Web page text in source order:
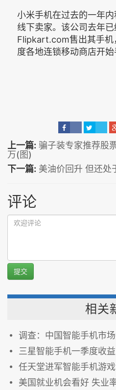
小米手机在过去的一年
线下卖家。该公司去年
Flipkart.com售出其手机
度各地连锁移动商店开始
上一篇: 骗子装专家推荐股
万(图)
下一篇: 美油价回升 但还处
评论
提交
相关
调查：中国智能手机市
三星智能手机一季度收
任天堂进军智能手机游
美国就业机会看好 失业